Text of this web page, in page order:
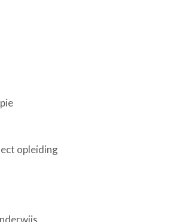
opleiding